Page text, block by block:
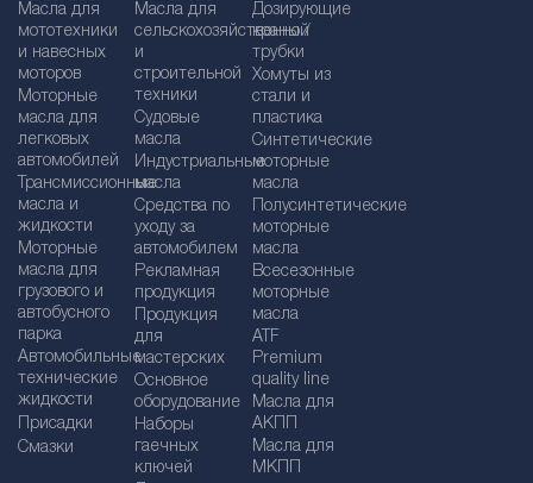
Масла для
мототехники
и навесных
моторов
Моторные
масла для
легковых
автомобилей
Трансмиссионные
масла и
жидкости
Моторные
масла для
грузового и
автобусного
парка
Автомобильные
технические
жидкости
Присадки
Смазки
Масла для
сельскохозяйственной
и
строительной
техники
Судовые
масла
Индустриальные
масла
Средства по
уходу за
автомобилем
Рекламная
продукция
Продукция
для
мастерских
Основное
оборудование
Наборы
гаечных
ключей
Дозирующие
краны /
трубки
Хомуты из
стали и
пластика
Синтетические
моторные
масла
Полусинтетические
моторные
масла
Bсесезонные
моторные
масла
ATF
Premium
quality line
Масла для
АКПП
Масла для
МКПП